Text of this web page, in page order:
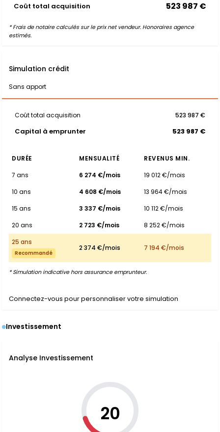
Coût total acquisition 523 987 €
* Frais de notaire calculés sur le prix net vendeur. Honoraires agence
estimés.
Simulation crédit
Sans apport
Coût total acquisition 523 987 €
Capital à emprunter 523 987 €
DURÉE MENSUALITÉ
REVENUS MIN.
7 ans
6 274 €/mois
19 012 €/mois
10 ans
4 608 €/mois
13 964 €/mois
15 ans
3 337 €/mois
10 112 €/mois
20 ans
2 723 €/mois
8 252 €/mois
25 ans
Recommandé
2 374 €/mois 7 194 €/mois
* Simulation indicative hors assurance emprunteur.
Connectez-vous pour personnaliser votre simulation
Investissement
Analyse Investissement
20